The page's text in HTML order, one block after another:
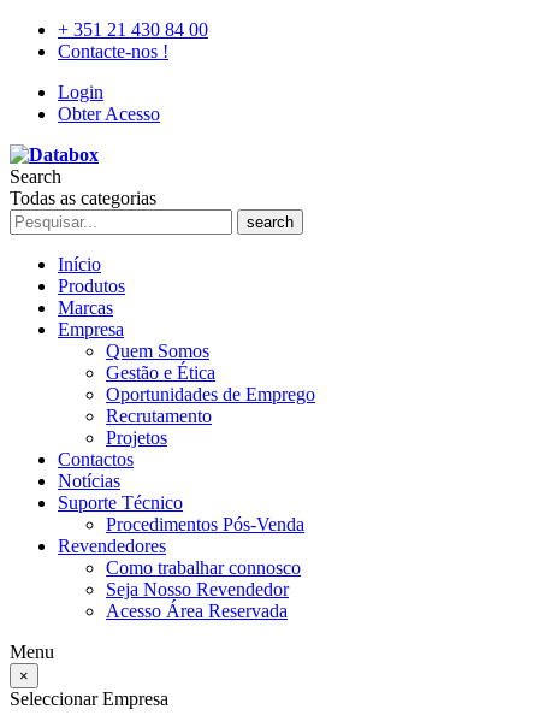
+ 351 21 430 84 00
Contacte-nos !
Login
Obter Acesso
Search
Todas as categorias
search
Início
Produtos
Marcas
Empresa
Quem Somos
Gestão e Ética
Oportunidades de Emprego
Recrutamento
Projetos
Contactos
Notícias
Suporte Técnico
Procedimentos Pós-Venda
Revendedores
Como trabalhar connosco
Seja Nosso Revendedor
Acesso Área Reservada
Menu
×
Seleccionar Empresa